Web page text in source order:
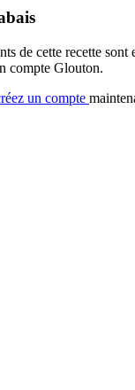
de cette recette sont
compte Glouton.
un compte